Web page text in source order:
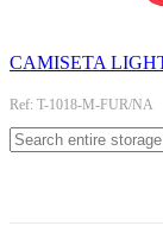
CAMISETA
Ref: T-1018-M-FUR/NA